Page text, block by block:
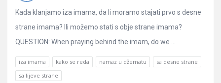
Kada klanjamo iza imama, da li moramo stajati prvo s desne
strane imama? Ili možemo stati s obje strane imama?
QUESTION: When praying behind the imam, do we ...
iza imama kako se reda namaz u džematu
sa desne strane
sa lijeve strane